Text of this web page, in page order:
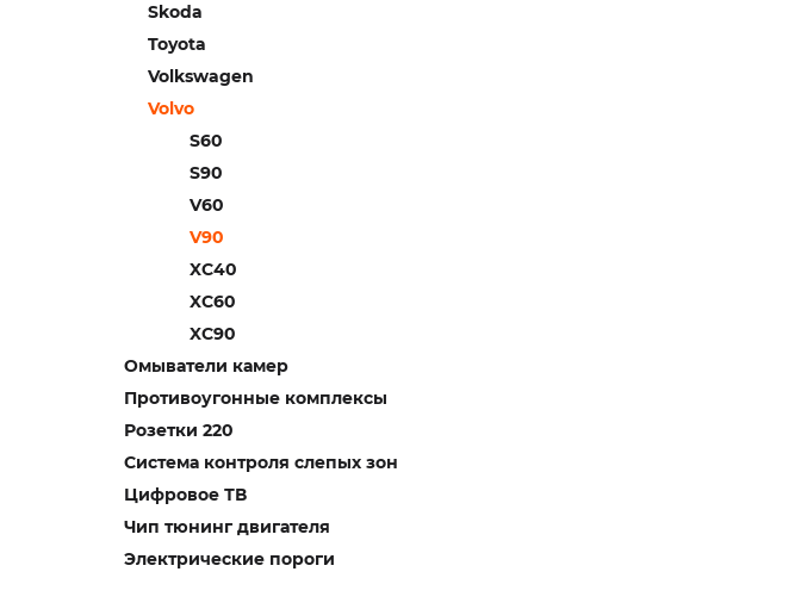
Skoda
Toyota
Volkswagen
Volvo
S60
S90
V60
V90
XC40
XC60
XC90
Омыватели камер
Противоугонные комплексы
Розетки 220
Система контроля слепых зон
Цифровое ТВ
Чип тюнинг двигателя
Электрические пороги